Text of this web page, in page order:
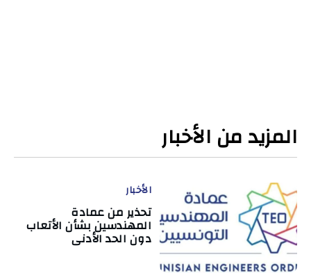
المزيد من الأخبار
الأخبار
تحذير من عمادة
المهندسين بشأن الأتعاب
دون الحد الأدنى